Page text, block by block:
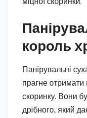
король
Панірувальні
прагне отримати
скоринку. Вони
дрібного, який